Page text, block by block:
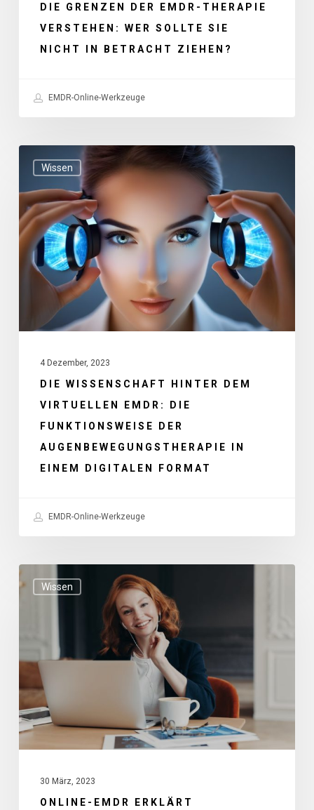
Betracht
ziehen?
DIE GRENZEN DER EMDR-THERAPIE
VERSTEHEN: WER SOLLTE SIE
NICHT IN BETRACHT ZIEHEN?
EMDR-Online-Werkzeuge
Wissen
Wissenschaft
hinter
dem
virtuellen
EMDR:
Funktionsweise
einem
digitalen
Format
4 Dezember, 2023
DIE WISSENSCHAFT HINTER DEM
VIRTUELLEN EMDR: DIE
FUNKTIONSWEISE DER
AUGENBEWEGUNGSTHERAPIE IN
EINEM DIGITALEN FORMAT
EMDR-Online-Werkzeuge
Wissen
Online-
EMDR
30 März, 2023
ONLINE-EMDR ERKLÄRT